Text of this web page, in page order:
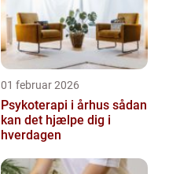
01 februar 2026
Psykoterapi i århus sådan
kan det hjælpe dig i
hverdagen